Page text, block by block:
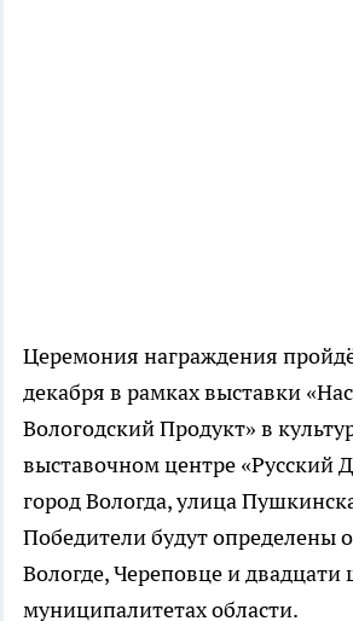
Церемония награждения
декабря в рамках выставки
Вологодский Продукт» в
выставочном центре «Русский
город Вологда, улица
Победители будут определены
Вологде, Череповце и двадцати
муниципалитетах области.